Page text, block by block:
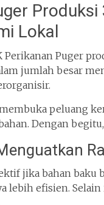
Lokal
Perikanan Puger
jumlah besar
peluang
Dengan
jika bahan baku
lebih efisien.